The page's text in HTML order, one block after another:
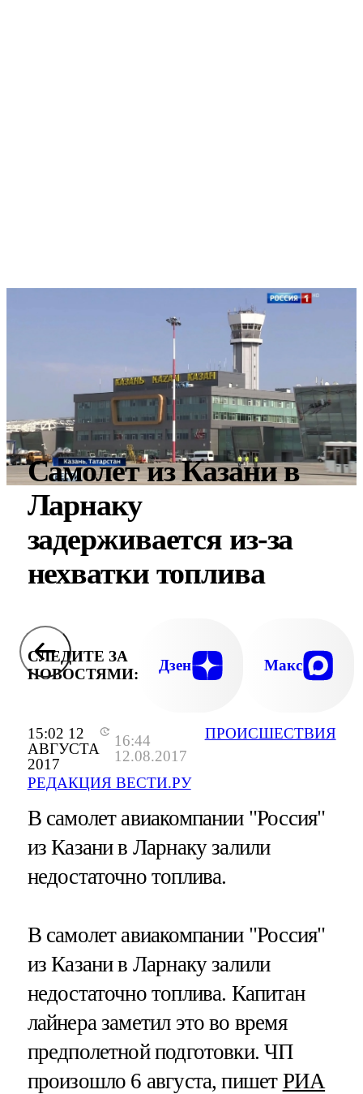
15:02 12
АВГУСТА
2017
16:44
12.08.2017
РЕДАКЦИЯ ВЕСТИ.РУ
ПРОИСШЕСТВИЯ
Самолет из Казани в
Ларнаку
задерживается из-за
нехватки топлива
СЛЕДИТЕ ЗА
НОВОСТЯМИ:
Дзен Макс
В самолет авиакомпании "Россия"
из Казани в Ларнаку залили
недостаточно топлива.
В самолет авиакомпании "Россия"
из Казани в Ларнаку залили
недостаточно топлива. Капитан
лайнера заметил это во время
предполетной подготовки. ЧП
произошло 6 августа, пишет РИА